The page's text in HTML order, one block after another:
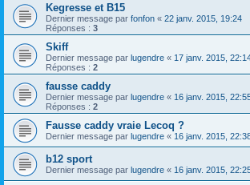
Kegresse et B15
Dernier message par fonfon « 22 janv. 2015, 19:24
Réponses : 3
Skiff
Dernier message par lugendre « 17 janv. 2015,
Réponses : 2
fausse caddy
Dernier message par lugendre « 16 janv. 2015,
Réponses : 2
Fausse caddy vraie Lecoq ?
Dernier message par lugendre « 16 janv. 2015,
b12 sport
Dernier message par lugendre « 16 janv. 2015,